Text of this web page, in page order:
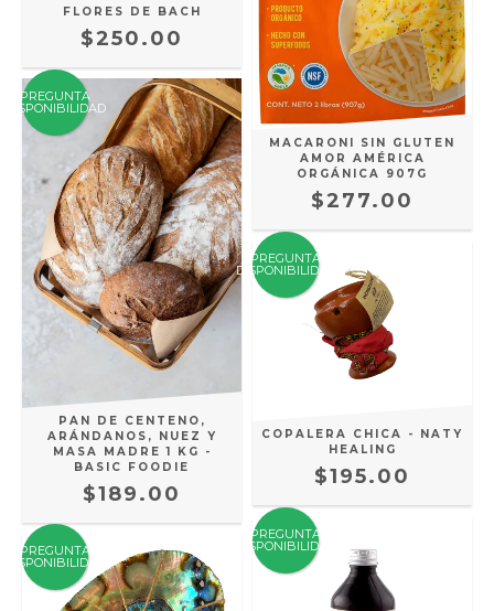
FLORES DE BACH
$250.00
MACARONI SIN GLUTEN
AMOR AMÉRICA
ORGÁNICA 907G
$277.00
PREGUNTA
DISPONIBILIDAD
PAN DE CENTENO,
ARÁNDANOS, NUEZ Y
MASA MADRE 1 KG -
BASIC FOODIE
$189.00
PREGUNTA
DISPONIBILIDAD
COPALERA CHICA - NATY
HEALING
$195.00
PREGUNTA
DISPONIBILIDAD
PREGUNTA
DISPONIBILIDAD